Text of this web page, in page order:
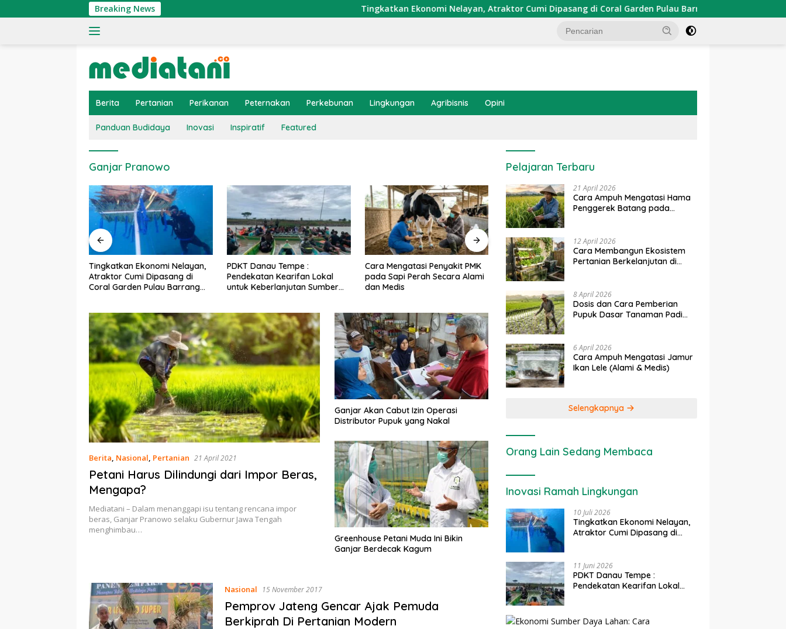
ke
Breaking News Tingkatkan Ekonomi Nelayan, Atraktor Cumi Dipasang di Coral Garden Pulau Barrang Caddi
Berita Pertanian Perikanan Peternakan Perkebunan Lingkungan Agribisnis Opini
Panduan Budidaya Inovasi Inspiratif Featured
Ganjar Pranowo
PDKT Danau Tempe :
Pendekatan Kearifan Lokal
untuk Keberlanjutan Sumber
Cara Mengatasi Penyakit PMK
pada Sapi Perah Secara Alami
dan Medis
Dosis dan Cara Pemupukan
Tanaman Padi pada Fase
Vegetatif Aktif yang Tepat
Penerapan IoT dalam
Pertanian Modern di Indonesia
Ekonomi Sumber Daya Lahan:
Berita, Nasional, Pertanian 21 April 2021
Petani Harus Dilindungi dari Impor Beras,
Mengapa?
Mediatani – Dalam menanggapi isu tentang rencana impor
beras, Ganjar Pranowo selaku Gubernur Jawa Tengah
menghimbau…
Ganjar Akan Cabut Izin Operasi
Distributor Pupuk yang Nakal
Greenhouse Petani Muda Ini Bikin
Ganjar Berdecak Kagum
Nasional 15 November 2017
Pemprov Jateng Gencar Ajak Pemuda
Berkiprah Di Pertanian Modern
Pelajaran Terbaru
21 April 2026
Cara Ampuh Mengatasi Hama
Penggerek Batang pada
12 April 2026
Cara Membangun Ekosistem
Pertanian Berkelanjutan di
8 April 2026
Dosis dan Cara Pemberian
Pupuk Dasar Tanaman Padi
6 April 2026
Cara Ampuh Mengatasi Jamur
Ikan Lele (Alami & Medis)
Selengkapnya
Orang Lain Sedang Membaca
Inovasi Ramah Lingkungan
10 Juli 2026
Tingkatkan Ekonomi Nelayan,
Atraktor Cumi Dipasang di
11 Juni 2026
PDKT Danau Tempe :
Pendekatan Kearifan Lokal